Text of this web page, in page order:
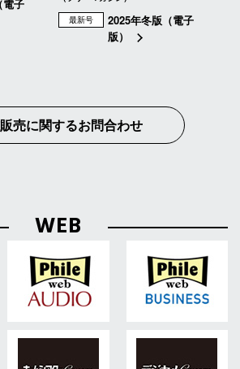
電子
最新号
2025年冬版（電子
版）
売に関するお問合わせ
WEB